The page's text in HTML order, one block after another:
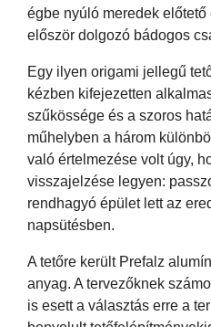
égbe nyúló meredek
először dolgozó bádogos
Egy ilyen origami jellegű
kézben kifejezetten
szűkössége és a szoros
műhelyben a három
való értelmezése volt úgy,
visszajelzése legyen:
rendhagyó épület lett az
napsütésben.
A tetőre került Prefalz
anyag. A tervezőknek
is esett a választás erre a